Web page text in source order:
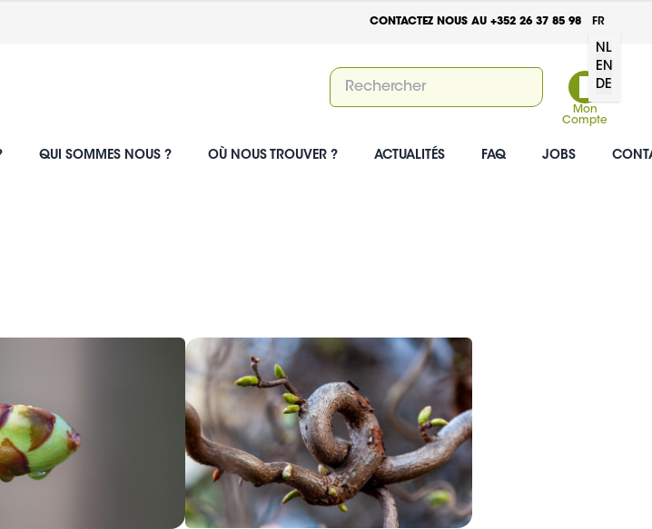
CONTACTEZ NOUS AU +352 26 37 85 98 FR
NL
EN
DE
QUI SOMMES NOUS ? OÙ NOUS TROUVER ? ACTUALITÉS FAQ JOBS
Mon
Compte